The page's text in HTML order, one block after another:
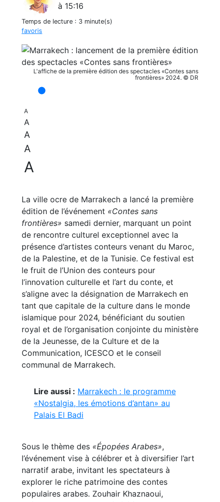
à 15:16
Temps de lecture : 3 minute(s)
favoris
L'affiche de la première édition des spectacles «Contes sans
frontières» 2024. © DR
A
A
A
A
A
La ville ocre de Marrakech a lancé la première
édition de l’événement «Contes sans
frontières» samedi dernier, marquant un point
de rencontre culturel exceptionnel avec la
présence d’artistes conteurs venant du Maroc,
de la Palestine, et de la Tunisie. Ce festival est
le fruit de l’Union des conteurs pour
l’innovation culturelle et l’art du conte, et
s’aligne avec la désignation de Marrakech en
tant que capitale de la culture dans le monde
islamique pour 2024, bénéficiant du soutien
royal et de l’organisation conjointe du ministère
de la Jeunesse, de la Culture et de la
Communication, ICESCO et le conseil
communal de Marrakech.
Lire aussi : Marrakech : le programme
«Nostalgia, les émotions d’antan» au
Palais El Badi
Sous le thème des «Épopées Arabes»,
l’événement vise à célébrer et à diversifier l’art
narratif arabe, invitant les spectateurs à
explorer le riche patrimoine des contes
populaires arabes. Zouhair Khaznaoui,